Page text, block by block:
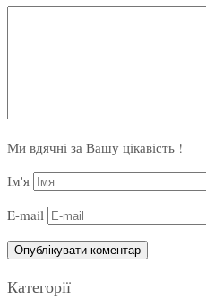
Ми вдячні за Вашу цікавість !
Ім'я
E-mail
Категорії